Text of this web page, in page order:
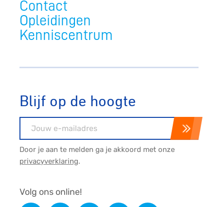
Contact
Opleidingen
Kenniscentrum
Blijf op de hoogte
Door je aan te melden ga je akkoord met onze
privacyverklaring.
Volg ons online!